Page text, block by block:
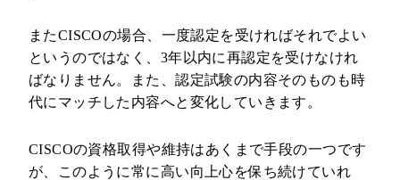
またCISCOの場合、一度認定を受ければそれでよい
というのではなく、3年以内に再認定を受けなけれ
ばなりません。また、認定試験の内容そのものも時
代にマッチした内容へと変化していきます。
CISCOの資格取得や維持はあくまで手段の一つです
が、このように常に高い向上心を保ち続けていれ